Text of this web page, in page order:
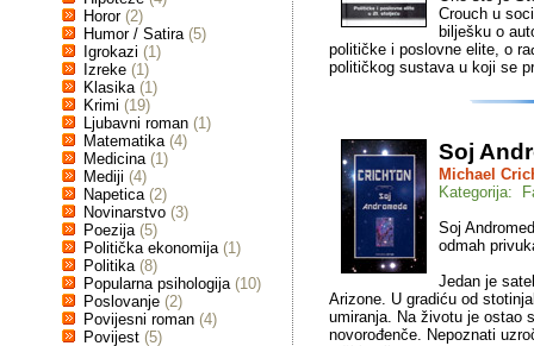
Horor (2)
Humor / Satira (5)
Igrokazi (1)
Izreke (1)
Klasika (1)
Krimi (19)
Ljubavni roman (1)
Matematika (4)
Medicina (1)
Mediji (4)
Napetica (2)
Novinarstvo (3)
Poezija (5)
Politička ekonomija (1)
Politika (8)
Popularna psihologija (10)
Poslovanje (2)
Povijesni roman (4)
Povijest (5)
Crouch u
bilješku o
političke i poslovne elite, o
političkog sustava u koji se
Soj
Michael
Kategorija:
Soj
odmah
Jedan je
Arizone. U gradiću od
umiranja. Na životu je ostao
novorođenče. Nepoznati